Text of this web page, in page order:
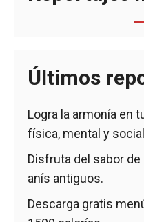
Últimos
Logra la armonía en
física, mental y social
Disfruta del sabor
anís antiguos.
Descarga gratis